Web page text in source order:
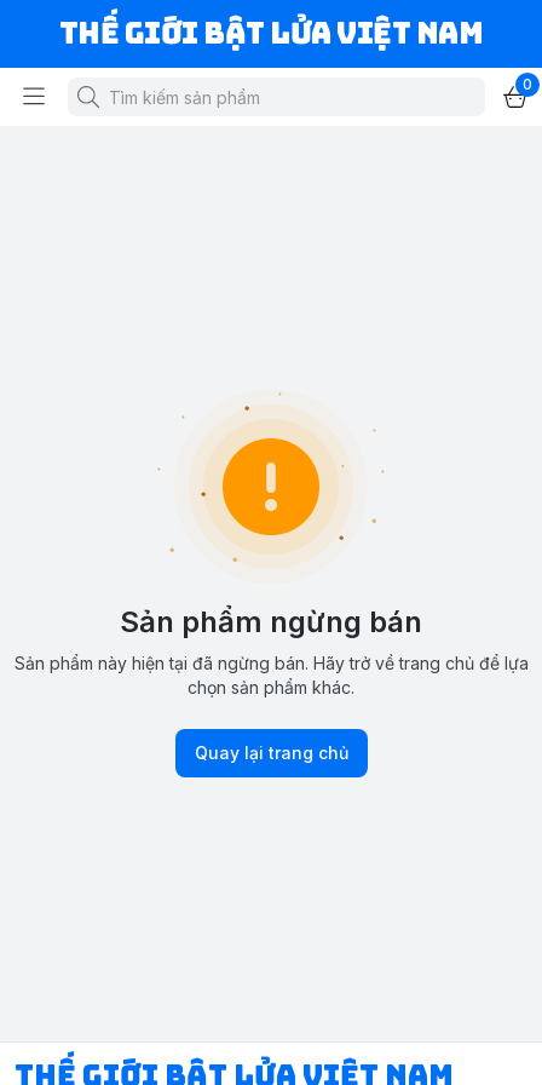
Thế Giới Bật Lửa Việt Nam
0
Sản phẩm ngừng bán
Sản phẩm này hiện tại đã ngừng bán. Hãy trở về trang chủ để lựa
chọn sản phẩm khác.
Quay lại trang chủ
Thế Giới Bật Lửa Việt Nam